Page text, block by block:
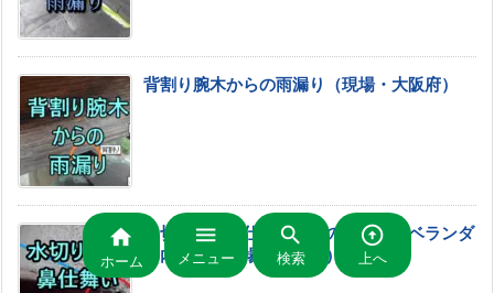
背割り腕木からの雨漏り（現場・大阪府）
水切り板金鼻仕舞いからの雨漏り・ベランダ
の内壁も（現場・大阪府）

ホーム

メニュー

検索

上へ